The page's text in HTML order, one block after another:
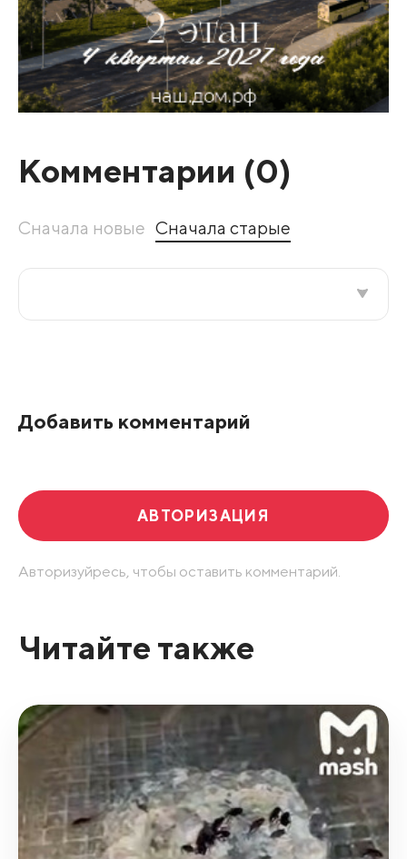
Комментарии (0)
Сначала новые Сначала старые
Добавить комментарий
АВТОРИЗАЦИЯ
Авторизуйресь, чтобы оставить комментарий.
Читайте также